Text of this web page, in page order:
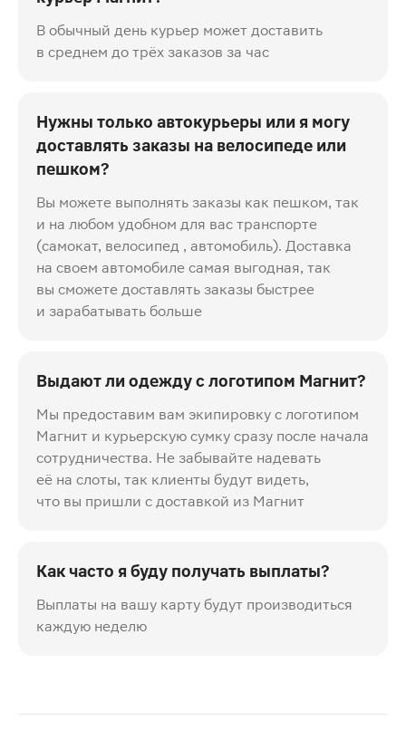
В обычный день курьер может доставить
в среднем до трёх заказов за час
Нужны только автокурьеры или я могу
доставлять заказы на велосипеде или
пешком?
Вы можете выполнять заказы как пешком, так
и на любом удобном для вас транспорте
(самокат, велосипед , автомобиль). Доставка
на своем автомобиле самая выгодная, так
вы сможете доставлять заказы быстрее
и зарабатывать больше
Выдают ли одежду с логотипом Магнит?
Мы предоставим вам экипировку с логотипом
Магнит и курьерскую сумку сразу после начала
сотрудничества. Не забывайте надевать
её на слоты, так клиенты будут видеть,
что вы пришли с доставкой из Магнит
Как часто я буду получать выплаты?
Выплаты на вашу карту будут производиться
каждую неделю